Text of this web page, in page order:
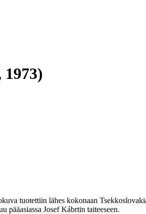
tuotettiin lähes kokonaan
pääasiassa Josef Kábrtin taiteeseen.